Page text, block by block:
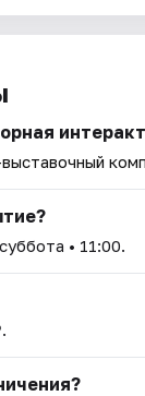
• 11:00.